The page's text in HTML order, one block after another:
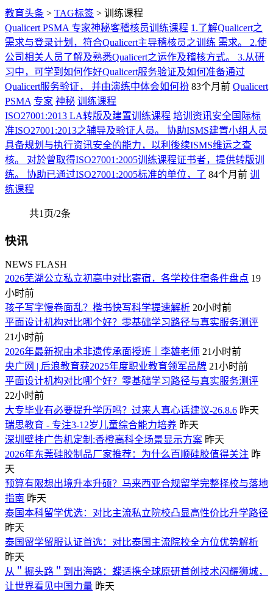
教育头条 > TAG标签 > 训练课程
Qualicert PSMA 专家神秘客稽核员训练课程 1.了解Qualicert之
需求与登录计划，符合Qualicert主导稽核员之训练 需求。 2.使
公司相关人员了解及熟悉Qualicert之运作及稽核方式。 3.从研
习中，可学到如何作好Qualicert服务验证及如何准备通过
Qualicert服务验证， 并由演练中体会如何扮 83个月前 Qualicert
PSMA 专家 神秘 训练课程
ISO27001:2013 LA转版及建置训练课程 培训资讯安全国际标
准ISO27001:2013之辅导及验证人员。 协助ISMS建置小组人员
具备规划与执行资讯安全的能力，以利後续ISMS维运之查
核。 对於曾取得ISO27001:2005训练课程证书者，提供转版训
练。 协助已通过ISO27001:2005标准的单位，了 84个月前 训
练课程
共1页/2条
快讯
NEWS FLASH
2026芜湖公立私立初高中对比寄宿，各学校住宿条件盘点 19
小时前
孩子写字慢卷面乱？楷书快写科学提速解析 20小时前
平面设计机构对比哪个好？零基础学习路径与真实服务测评
21小时前
2026年最新祝由术非遗传承面授班｜李雄老师 21小时前
央广网 | 后浪教育获2025年度职业教育领军品牌 21小时前
平面设计机构对比哪个好？零基础学习路径与真实服务测评
22小时前
大专毕业有必要提升学历吗？过来人真心话建议-26.8.6 昨天
瑞思教育 - 专注3-12岁儿童综合能力培养 昨天
深圳壁挂广告机定制:香橙高科全场景显示方案 昨天
2026年东莞硅胶制品厂家推荐：为什么百顺硅胶值得关注 昨
天
预算有限想出境升本升硕？马来西亚合规留学完整择校与落地
指南 昨天
泰国本科留学优选：对比主流私立院校凸显高性价比升学路径
昨天
泰国留学留服认证首选：对比泰国主流院校全方位优势解析
昨天
从＂掘头路＂到出海路：蝶适携全球原研首创技术闪耀狮城，
让世界看见中国力量 昨天